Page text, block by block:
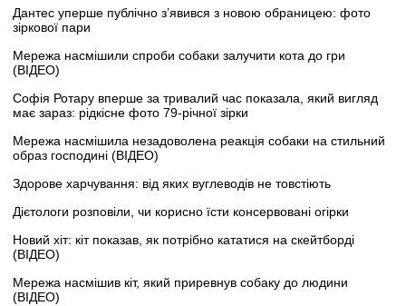
Дантес уперше публічно з’явився з новою обраницею: фото
зіркової пари
Мережа насмішили спроби собаки залучити кота до гри
(ВІДЕО)
Софія Ротару вперше за тривалий час показала, який вигляд
має зараз: рідкісне фото 79-річної зірки
Мережа насмішила незадоволена реакція собаки на стильний
образ господині (ВІДЕО)
Здорове харчування: від яких вуглеводів не товстіють
Дієтологи розповіли, чи корисно їсти консервовані огірки
Новий хіт: кіт показав, як потрібно кататися на скейтборді
(ВІДЕО)
Мережа насмішив кіт, який приревнув собаку до людини
(ВІДЕО)